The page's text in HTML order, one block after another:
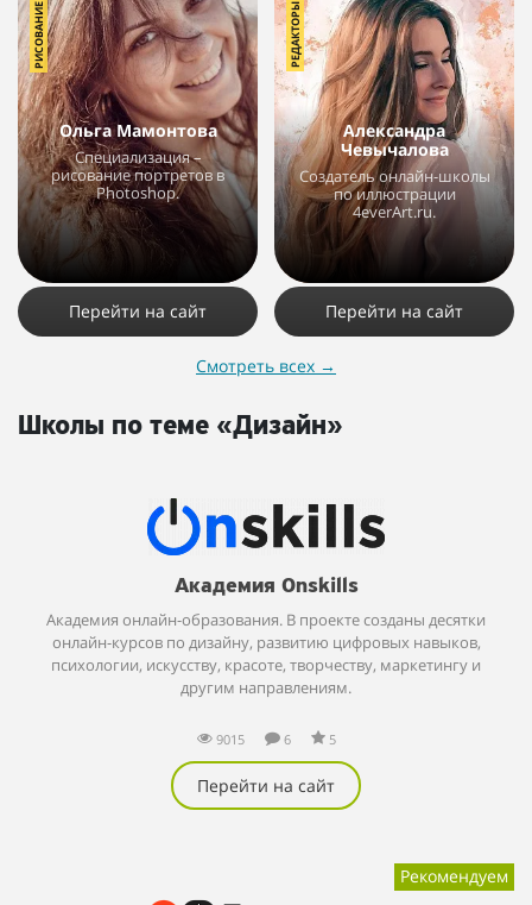
Ольга Мамонтова
Специализация –
рисование портретов в
Photoshop.
13485 15
РИСОВАНИЕ
Перейти на сайт
Александра
Чевычалова
Создатель онлайн-школы
по иллюстрации
4everArt.ru.
РЕДАКТОРЫ
Перейти на сайт
Смотреть всех →
Школы по теме «Дизайн»
Академия Onskills
Академия онлайн-образования. В проекте созданы десятки
онлайн-курсов по дизайну, развитию цифровых навыков,
психологии, искусству, красоте, творчеству, маркетингу и
другим направлениям.
9015 6 5
Перейти на сайт
Рекомендуем